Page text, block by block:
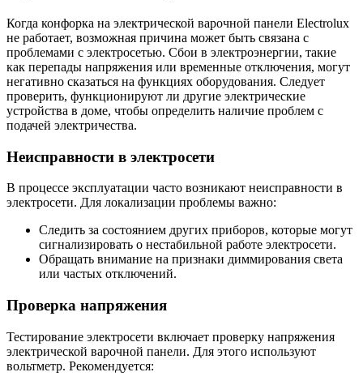
Когда конфорка на электрической варочной панели Electrolux
не работает, возможная причина может быть связана с
проблемами с электросетью. Сбои в электроэнергии, такие
как перепады напряжения или временные отключения, могут
негативно сказаться на функциях оборудования. Следует
проверить, функционируют ли другие электрические
устройства в доме, чтобы определить наличие проблем с
подачей электричества.
Неисправности в электросети
В процессе эксплуатации часто возникают неисправности в
электросети. Для локализации проблемы важно:
Следить за состоянием других приборов, которые могут
сигнализировать о нестабильной работе электросети.
Обращать внимание на признаки диммирования света
или частых отключений.
Проверка напряжения
Тестирование электросети включает проверку напряжения
электрической варочной панели. Для этого используют
вольтметр. Рекомендуется: